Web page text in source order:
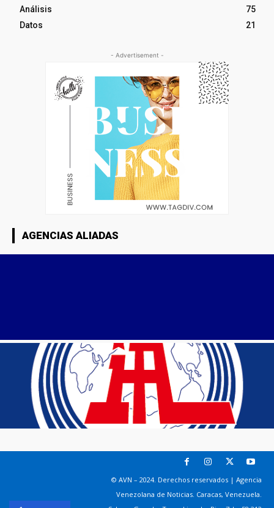
Análisis
75
Datos
21
- Advertisement -
AGENCIAS ALIADAS
© AVN – 2024. Derechos reservados | Agencia
Venezolana de Noticias. Caracas, Venezuela.